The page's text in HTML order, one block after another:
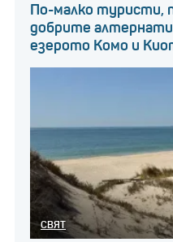
По-малко туристи,
добрите
езерото Комо и
СВЯТ